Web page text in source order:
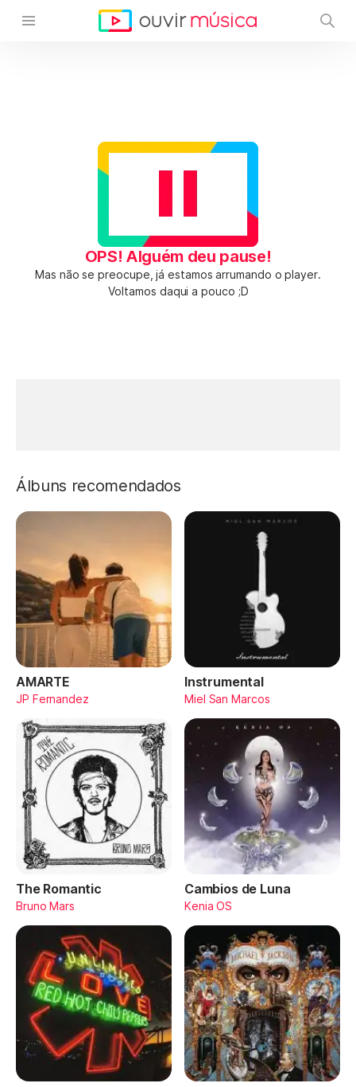
OPS! Alguém deu pause!
Mas não se preocupe, já estamos arrumando o player.
Voltamos daqui a pouco ;D
Álbuns recomendados
AMARTE
JP Fernandez
Instrumental
Miel San Marcos
The Romantic
Bruno Mars
Cambios de Luna
Kenia OS